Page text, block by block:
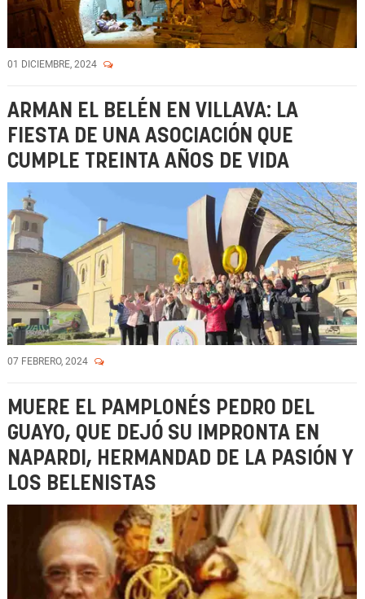
01 DICIEMBRE, 2024
ARMAN EL BELÉN EN VILLAVA: LA
FIESTA DE UNA ASOCIACIÓN QUE
CUMPLE TREINTA AÑOS DE VIDA
07 FEBRERO, 2024
MUERE EL PAMPLONÉS PEDRO DEL
GUAYO, QUE DEJÓ SU IMPRONTA EN
NAPARDI, HERMANDAD DE LA PASIÓN Y
LOS BELENISTAS